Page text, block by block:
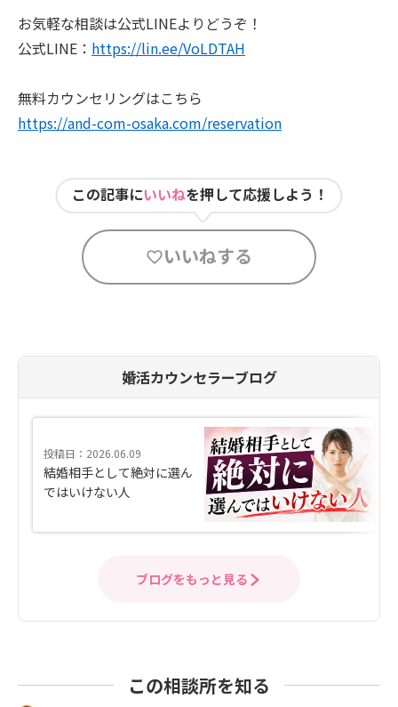
お気軽な相談は公式LINEよりどうぞ！
公式LINE： https://lin.ee/VoLDTAH
無料カウンセリングはこちら
https://and-com-osaka.com/reservation
この記事にいいねを押して応援しよう！
いいねする
婚活カウンセラーブログ
投稿日：2026.06.09
結婚相手として絶対に選ん
ではいけない人
ブログをもっと見る
この相談所を知る